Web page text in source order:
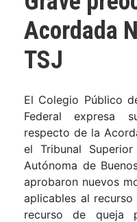
Acordada
TSJ
El Colegio Público
Federal expresa
respecto de la
el Tribunal
Autónoma de
aprobaron nuevos
aplicables al
recurso de queja